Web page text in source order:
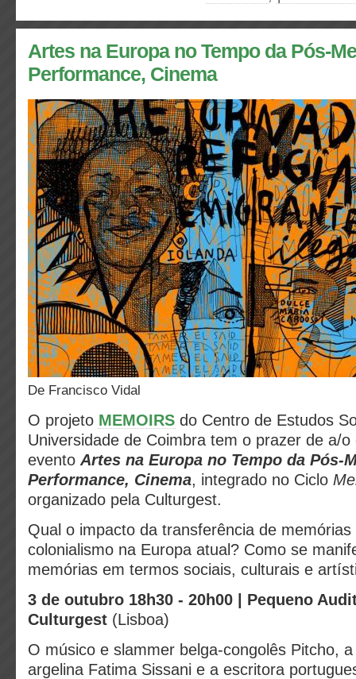
Artes na Europa no Tempo da Pós-
Performance, Cinema
de Francisco Vidal
O projeto MEMOIRS do Centro de Estudos
Universidade de Coimbra tem o prazer de a/
evento Artes na Europa no Tempo da Pós-
Performance, Cinema, integrado no Ciclo
organizado pela Culturgest.
Qual o impacto da transferência de
colonialismo na Europa atual? Como se
memórias em termos sociais, culturais e
3 de outubro 18h30 - 20h00 | Pequeno
Culturgest (Lisboa)
O músico e slammer belga-congolês Pitcho,
argelina Fatima Sissani e a escritora